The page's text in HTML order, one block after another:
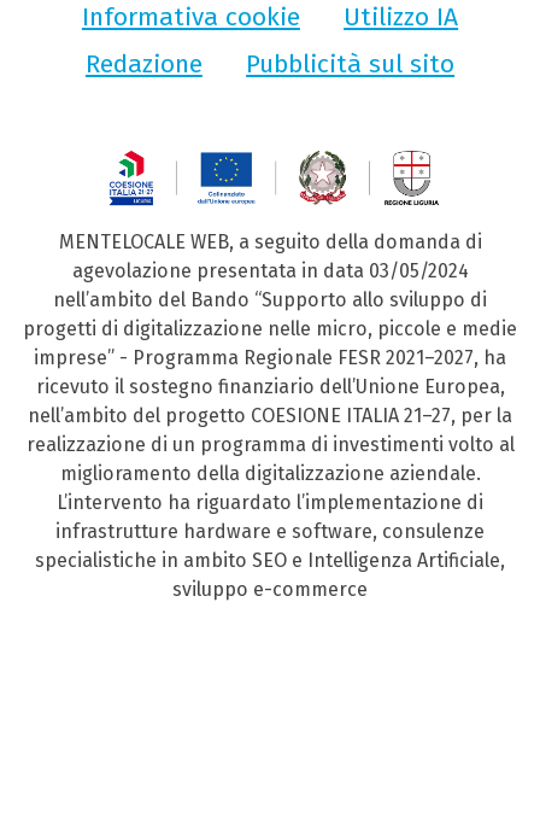
Informativa cookie
Utilizzo IA
Redazione
Pubblicità sul sito
MENTELOCALE WEB, a seguito della domanda di
agevolazione presentata in data 03/05/2024
nell’ambito del Bando “Supporto allo sviluppo di
progetti di digitalizzazione nelle micro, piccole e medie
imprese” - Programma Regionale FESR 2021–2027, ha
ricevuto il sostegno finanziario dell’Unione Europea,
nell’ambito del progetto COESIONE ITALIA 21–27, per la
realizzazione di un programma di investimenti volto al
miglioramento della digitalizzazione aziendale.
L’intervento ha riguardato l’implementazione di
infrastrutture hardware e software, consulenze
specialistiche in ambito SEO e Intelligenza Artificiale,
sviluppo e-commerce